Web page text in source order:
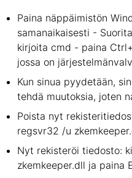
Paina näppäimistön
samanaikaisesti -
kirjoita cmd - paina
jossa on
Kun sinua pyydetään,
tehdä muutoksia, joten
Poista nyt
regsvr32 /u
Nyt rekisteröi tiedosto:
zkemkeeper.dll ja paina